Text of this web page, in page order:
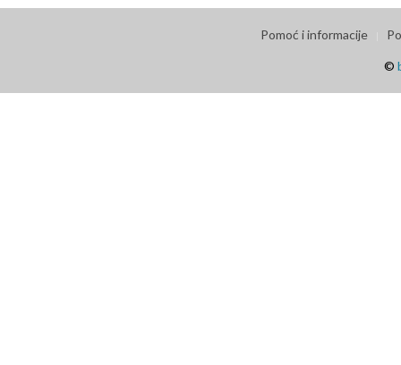
Pomoć i informacije
©